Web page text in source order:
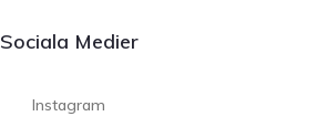
Sociala Medier
Instagram